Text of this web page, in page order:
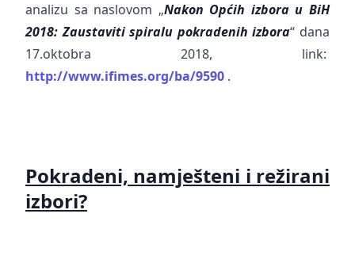
analizu sa naslovom „Nakon Općih izbora u BiH
2018: Zaustaviti spiralu pokradenih izbora“ dana
17.oktobra 2018, link:
http://www.ifimes.org/ba/9590 .
Pokradeni, namješteni i režirani
izbori?